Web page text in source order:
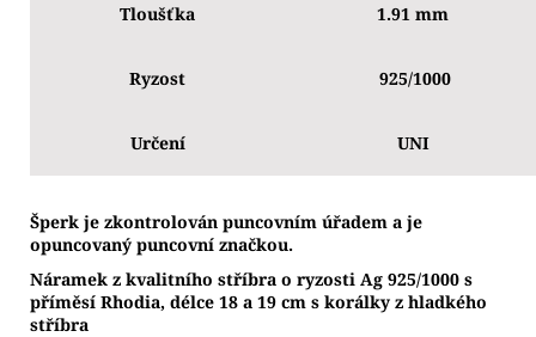
Tloušťka 1.91 mm
Ryzost 925/1000
Určení UNI
Šperk je zkontrolován puncovním úřadem a je
opuncovaný puncovní značkou.
Náramek z kvalitního stříbra o ryzosti Ag 925/1000 s
příměsí Rhodia, délce 18 a 19 cm s korálky z hladkého
stříbra